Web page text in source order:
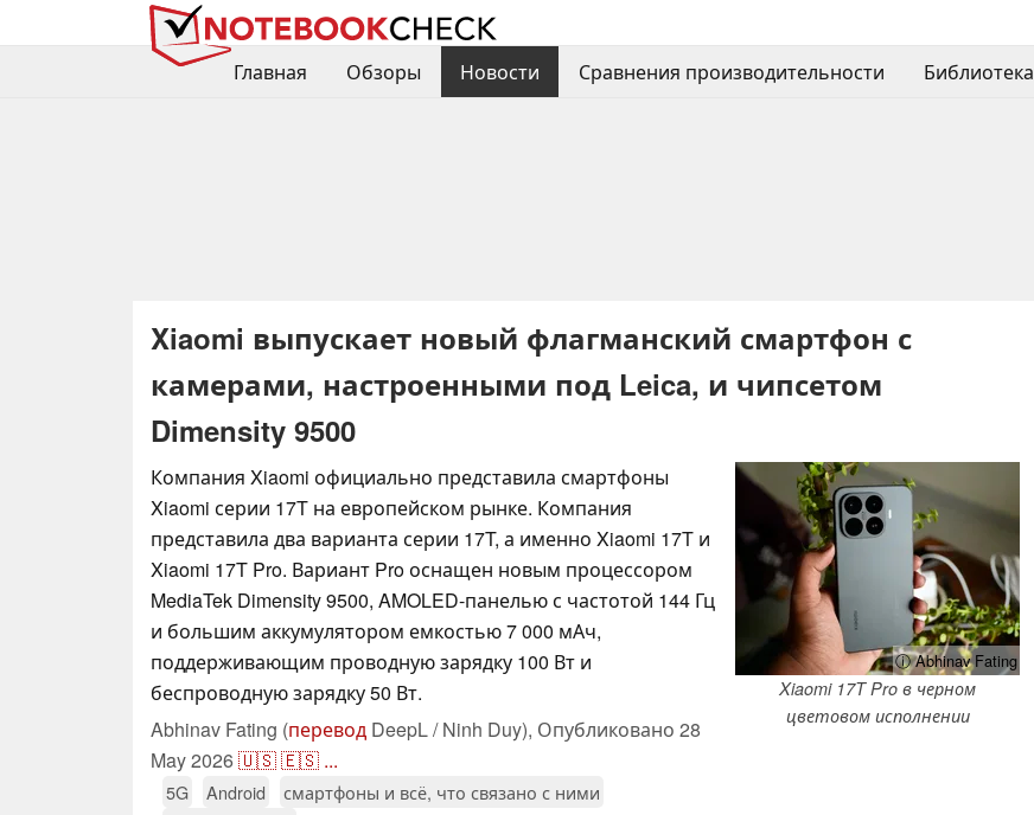
Главная
Обзоры Новости Сравнения производительности Библиотека
Xiaomi выпускает новый флагманский смартфон с
камерами, настроенными под Leica, и чипсетом
Dimensity 9500
ⓘ Abhinav Fating
Xiaomi 17T Pro в черном
цветовом исполнении
Компания Xiaomi официально представила смартфоны
Xiaomi серии 17T на европейском рынке. Компания
представила два варианта серии 17T, а именно Xiaomi 17T и
Xiaomi 17T Pro. Вариант Pro оснащен новым процессором
MediaTek Dimensity 9500, AMOLED-панелью с частотой 144 Гц
и большим аккумулятором емкостью 7 000 мАч,
поддерживающим проводную зарядку 100 Вт и
беспроводную зарядку 50 Вт.
Abhinav Fating (перевод DeepL / Ninh Duy), Опубликовано 28
May 2026🇺🇸🇪🇸 ...
5G Android
смартфоны и всё, что связано с ними